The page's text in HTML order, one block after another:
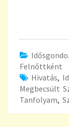
Felnőttként
Hivatás,
Megbecsült
Tanfolyam,